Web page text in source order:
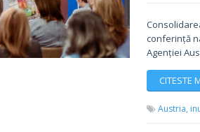
conferință
Agenției
CITESTE
Austria,